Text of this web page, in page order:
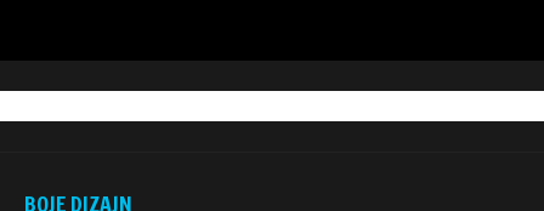
BOJE DIZAJN